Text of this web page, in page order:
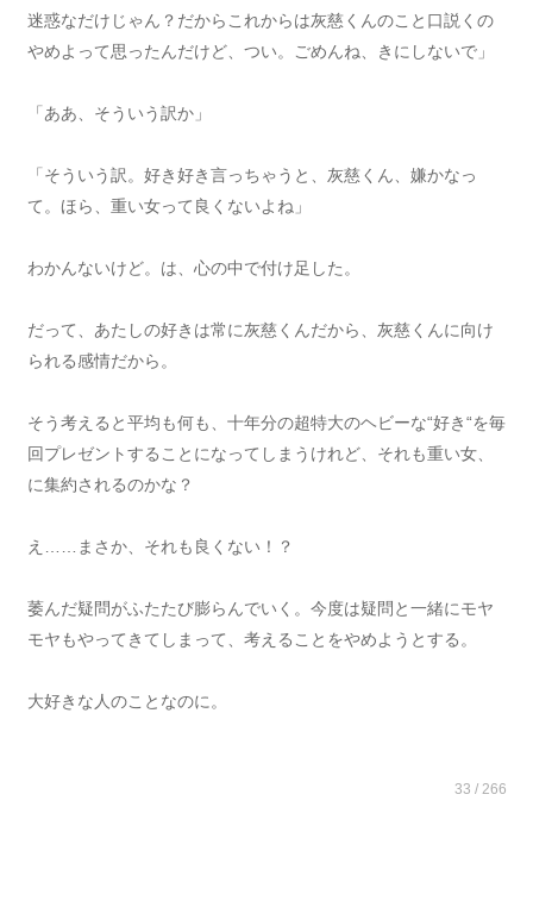
迷惑なだけじゃん？だからこれからは灰慈くんのこと口説くの
やめよって思ったんだけど、つい。ごめんね、きにしないで」
「ああ、そういう訳か」
「そういう訳。好き好き言っちゃうと、灰慈くん、嫌かなっ
て。ほら、重い女って良くないよね」
わかんないけど。は、心の中で付け足した。
だって、あたしの好きは常に灰慈くんだから、灰慈くんに向け
られる感情だから。
そう考えると平均も何も、十年分の超特大のヘビーな“好き“を毎
回プレゼントすることになってしまうけれど、それも重い女、
に集約されるのかな？
え……まさか、それも良くない！？
萎んだ疑問がふたたび膨らんでいく。今度は疑問と一緒にモヤ
モヤもやってきてしまって、考えることをやめようとする。
大好きな人のことなのに。
33 / 266